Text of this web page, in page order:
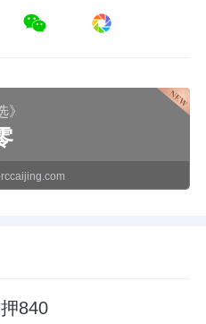
》
840